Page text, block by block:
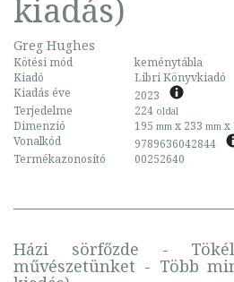
kiadás)
Greg Hughes
Kötési mód
keménytábla
Kiadó
Libri Könyvkiadó
Kiadás éve
2023
Terjedelme
224 oldal
Dimenzió 195 mm x 233 mm x
Vonalkód
9789636042844
Termékazonosító
00252640
Házi sörfőzde -
művészetünket - Több